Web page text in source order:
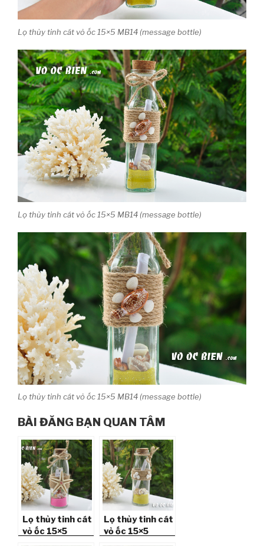
Lọ thủy tinh cát vỏ ốc 15×5 MB14 (message bottle)
Lọ thủy tinh cát vỏ ốc 15×5 MB14 (message bottle)
Lọ thủy tinh cát vỏ ốc 15×5 MB14 (message bottle)
BÀI ĐĂNG BẠN QUAN TÂM
Lọ thủy tinh cát
vỏ ốc 15×5
Lọ thủy tinh cát
vỏ ốc 15×5